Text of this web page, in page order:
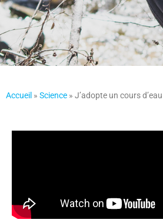
Accueil » Science » J’adopte un cours d’eau